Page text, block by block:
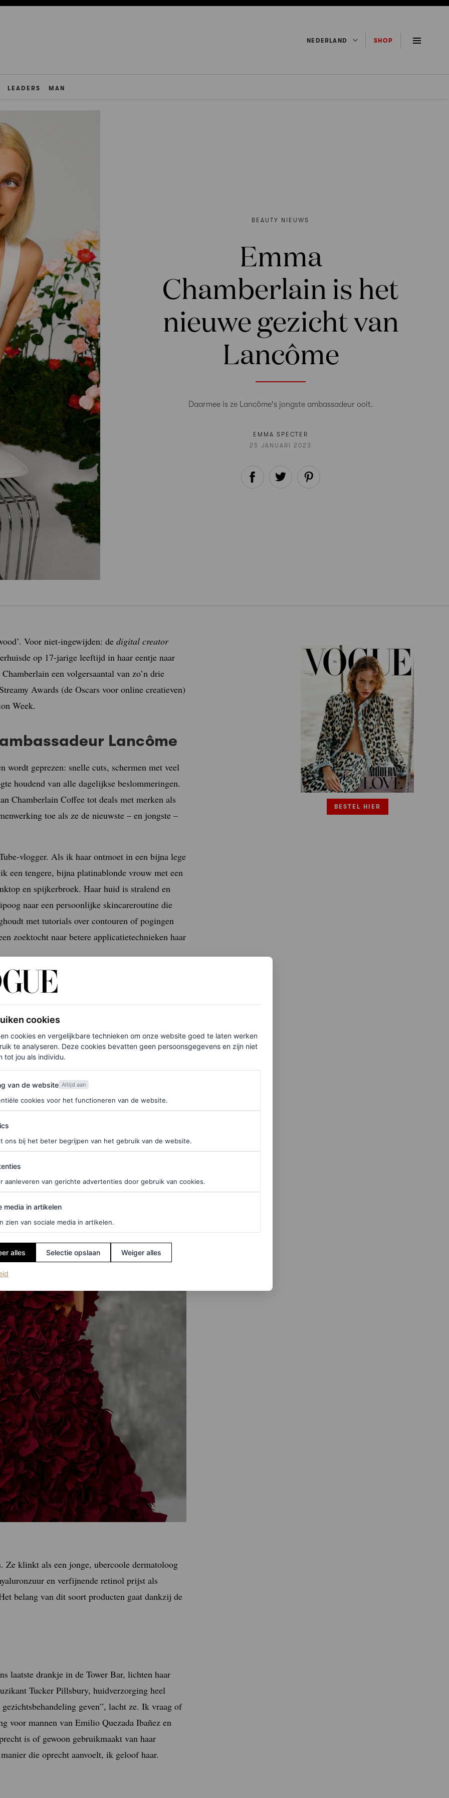
NEDERLAND SHOP
LEADERS MAN
BEAUTY NIEUWS
Emma
Chamberlain is het
nieuwe gezicht van
Lancôme
Daarmee is ze Lancôme's jongste ambassadeur ooit.
EMMA SPECTER
25 JANUARI 2023
Voor niet-ingewijden: de digital creator
op 17-jarige leeftijd in haar eentje naar
een volgersaantal van zo’n drie
Awards (de Oscars voor online creatieven)
Week.
Lancôme
wordt geprezen: snelle cuts, schermen met veel
houdend van alle dagelijkse beslommeringen.
Chamberlain Coffee tot deals met merken als
toe als ze de nieuwste – en jongste –
vlogger. Als ik haar ontmoet in een bijna lege
een tengere, bijna platinablonde vrouw met een
en spijkerbroek. Haar huid is stralend en
naar een persoonlijke skincareroutine die
met tutorials over contouren of pogingen
zoektocht naar betere applicatietechnieken haar
ging gebruiken”, vertelt ze. Het
en nadelen van accutane bespreekt of haar
de grens bewandelt tussen benaderbaar zijn
gescripte capriolen. “Emma brengt een unieke
talk creator content en partnerships bij Spotify.
dit jaar exclusief gaat uitzenden.
Ze klinkt als een jonge, ubercoole dermatoloog
en verfijnende retinol prijst als
belang van dit soort producten gaat dankzij de
laatste drankje in de Tower Bar, lichten haar
Tucker Pillsbury, huidverzorging heel
geven”, lacht ze. Ik vraag of
voor mannen van Emilio Quezada Ibañez en
is of gewoon gebruikmaakt van haar
die oprecht aanvoelt, ik geloof haar.
BESTEL HIER
cookies
cookies en vergelijkbare technieken om onze website goed te laten werken
te analyseren. Deze cookies bevatten geen persoonsgegevens en zijn niet
tot jou als individu.
de website
van de website Altijd aan
cookies voor het functioneren van de website.
ons bij het beter begrijpen van het gebruik van de website.
aanleveren van gerichte advertenties door gebruik van cookies.
in artikelen
media in artikelen
zien van sociale media in artikelen.
alles Selectie opslaan Weiger alles